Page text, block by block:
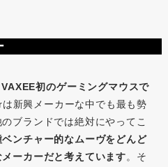
初のゲーミングマウスで
新興メーカーな中でも最も勢
ブランドでは絶対にやってこ
ベンチャー的なムーヴをどんど
ーカーだと考えています。そ